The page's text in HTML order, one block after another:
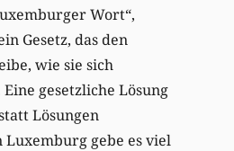
Wort“,
Gesetz, das den
wie sie sich
gesetzliche Lösung
Lösungen
gebe es viel